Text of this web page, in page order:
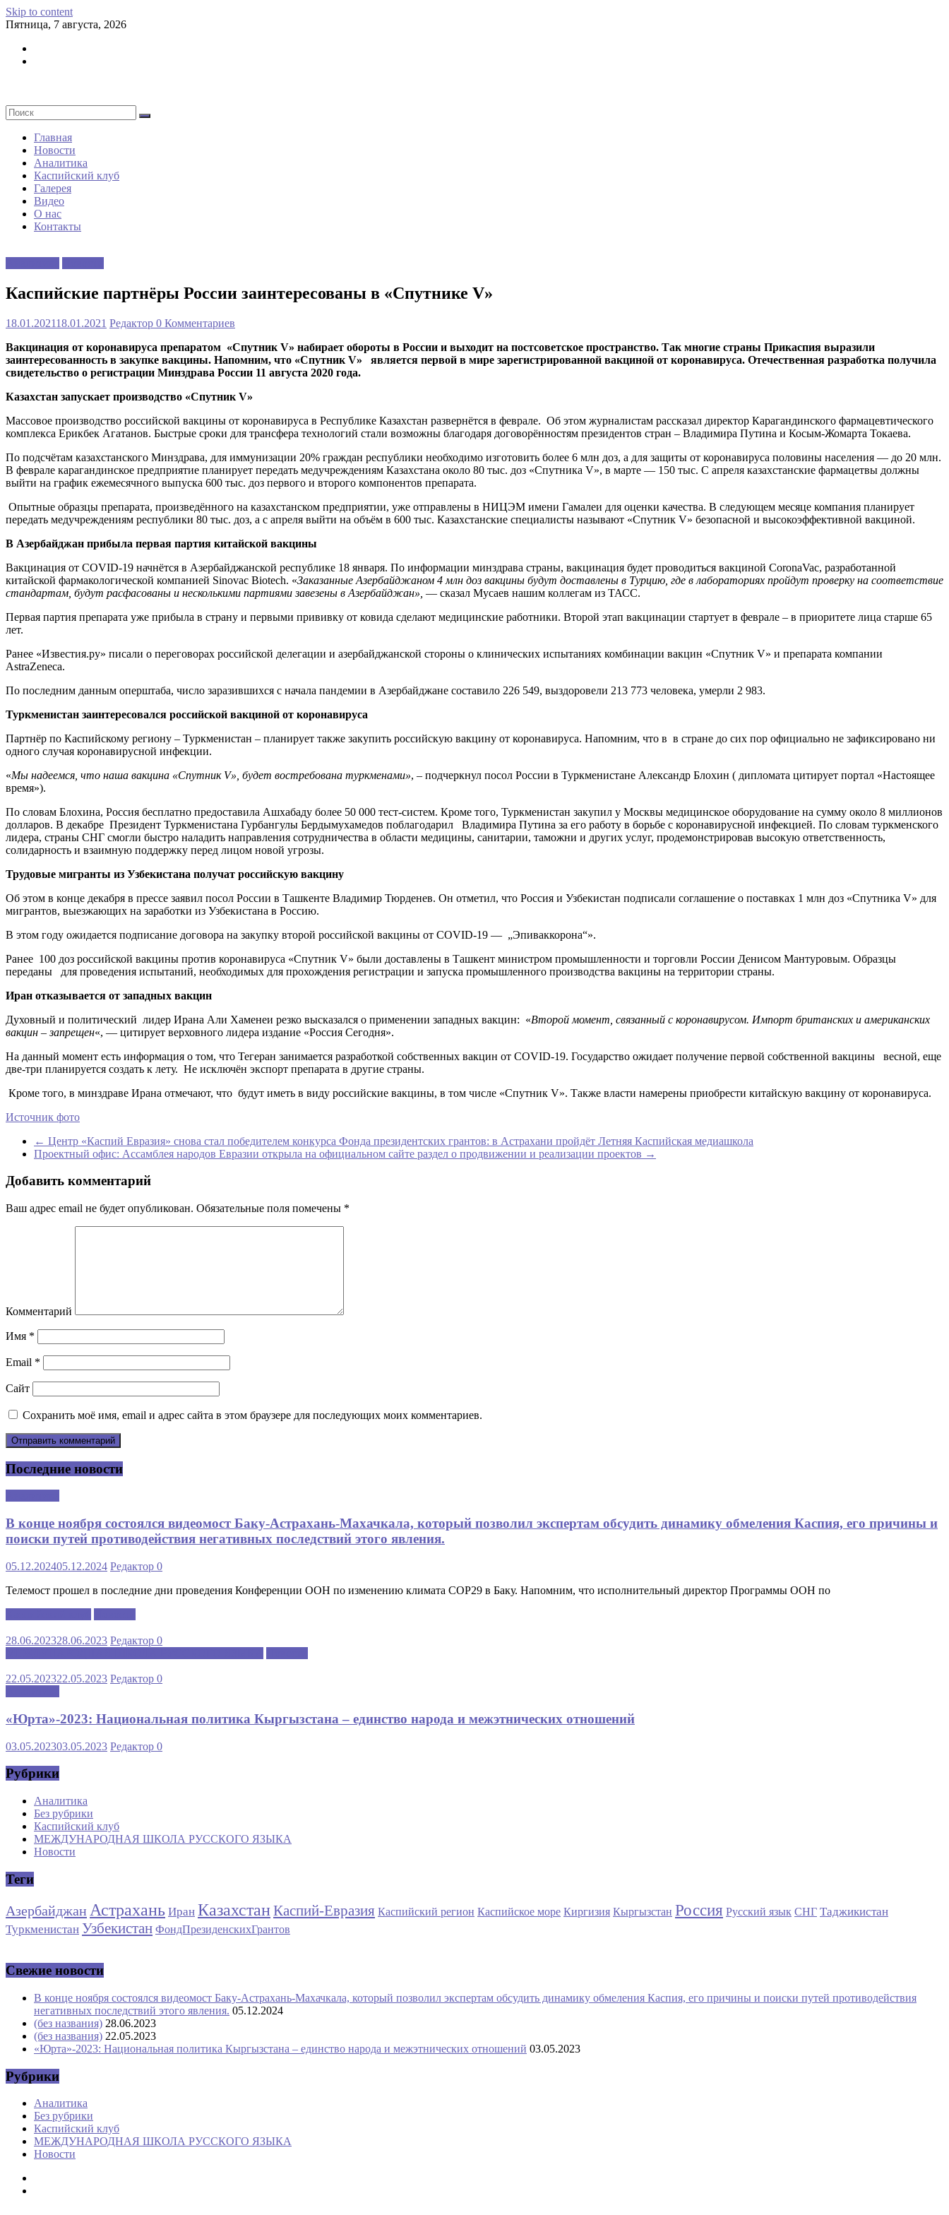
Skip to content
Пятница, 7 августа, 2026
Главная
Новости
Аналитика
Каспийский клуб
Галерея
Видео
О нас
Контакты
Каспийские партнёры России заинтересованы в «Спутнике V»
18.01.202118.01.2021 Редактор 0 Комментариев
Вакцинация от коронавируса препаратом «Спутник V» набирает обороты в России и выходит на постсоветское пространство. Так многие страны Прикаспия выразили
заинтересованность в закупке вакцины. Напомним, что «Спутник V» является первой в мире зарегистрированной вакциной от коронавируса. Отечественная разработка получила
свидетельство о регистрации Минздрава России 11 августа 2020 года.
Казахстан запускает производство «Спутник V»
Массовое производство российской вакцины от коронавируса в Республике Казахстан развернётся в феврале. Об этом журналистам рассказал директор Карагандинского фармацевтического
комплекса Ерикбек Агатанов. Быстрые сроки для трансфера технологий стали возможны благодаря договорённостям президентов стран – Владимира Путина и Косым-Жомарта Токаева.
По подсчётам казахстанского Минздрава, для иммунизации 20% граждан республики необходимо изготовить более 6 млн доз, а для защиты от коронавируса половины населения — до 20 млн.
В феврале карагандинское предприятие планирует передать медучреждениям Казахстана около 80 тыс. доз «Спутника V», в марте — 150 тыс. С апреля казахстанские фармацетвы должны
выйти на график ежемесячного выпуска 600 тыс. доз первого и второго компонентов препарата.
Опытные образцы препарата, произведённого на казахстанском предприятии, уже отправлены в НИЦЭМ имени Гамалеи для оценки качества. В следующем месяце компания планирует
передать медучреждениям республики 80 тыс. доз, а с апреля выйти на объём в 600 тыс. Казахстанские специалисты называют «Спутник V» безопасной и высокоэффективной вакциной.
В Азербайджан прибыла первая партия китайской вакцины
Вакцинация от COVID-19 начнётся в Азербайджанской республике 18 января. По информации минздрава страны, вакцинация будет проводиться вакциной CoronaVac, разработанной
китайской фармакологической компанией Sinovac Biotech. «Заказанные Азербайджаном 4 млн доз вакцины будут доставлены в Турцию, где в лабораториях пройдут проверку на соответствие
стандартам, будут расфасованы и несколькими партиями завезены в Азербайджан», — сказал Мусаев нашим коллегам из ТАСС.
Первая партия препарата уже прибыла в страну и первыми прививку от ковида сделают медицинские работники. Второй этап вакцинации стартует в феврале – в приоритете лица старше 65
лет.
Ранее «Известия.ру» писали о переговорах российской делегации и азербайджанской стороны о клинических испытаниях комбинации вакцин «Спутник V» и препарата компании
AstraZeneca.
По последним данным оперштаба, число заразившихся с начала пандемии в Азербайджане составило 226 549, выздоровели 213 773 человека, умерли 2 983.
Туркменистан заинтересовался российской вакциной от коронавируса
Партнёр по Каспийскому региону – Туркменистан – планирует также закупить российскую вакцину от коронавируса. Напомним, что в в стране до сих пор официально не зафиксировано ни
одного случая коронавирусной инфекции.
«Мы надеемся, что наша вакцина «Спутник V», будет востребована туркменами», – подчеркнул посол России в Туркменистане Александр Блохин ( дипломата цитирует портал «Настоящее
время»).
По словам Блохина, Россия бесплатно предоставила Ашхабаду более 50 000 тест-систем. Кроме того, Туркменистан закупил у Москвы медицинское оборудование на сумму около 8 миллионов
долларов. В декабре Президент Туркменистана Гурбангулы Бердымухамедов поблагодарил Владимира Путина за его работу в борьбе с коронавирусной инфекцией. По словам туркменского
лидера, страны СНГ смогли быстро наладить направления сотрудничества в области медицины, санитарии, таможни и других услуг, продемонстрировав высокую ответственность,
солидарность и взаимную поддержку перед лицом новой угрозы.
Трудовые мигранты из Узбекистана получат российскую вакцину
Об этом в конце декабря в прессе заявил посол России в Ташкенте Владимир Тюрденев. Он отметил, что Россия и Узбекистан подписали соглашение о поставках 1 млн доз «Спутника V» для
мигрантов, выезжающих на заработки из Узбекистана в Россию.
В этом году ожидается подписание договора на закупку второй российской вакцины от COVID-19 — „Эпиваккорона“».
Ранее 100 доз российской вакцины против коронавируса «Cпутник V» были доставлены в Ташкент министром промышленности и торговли России Денисом Мантуровым. Образцы
переданы для проведения испытаний, необходимых для прохождения регистрации и запуска промышленного производства вакцины на территории страны.
Иран отказывается от западных вакцин
Духовный и политический лидер Ирана Али Хаменеи резко высказался о применении западных вакцин: «Второй момент, связанный с коронавирусом. Импорт британских и американских
вакцин – запрещен«, — цитирует верховного лидера издание «Россия Сегодня».
На данный момент есть информация о том, что Тегеран занимается разработкой собственных вакцин от COVID-19. Государство ожидает получение первой собственной вакцины весной, еще
две-три планируется создать к лету. Не исключён экспорт препарата в другие страны.
Кроме того, в минздраве Ирана отмечают, что будут иметь в виду российские вакцины, в том числе «Спутник V». Также власти намерены приобрести китайскую вакцину от коронавируса.
Источник фото
← Центр «Каспий Евразия» снова стал победителем конкурса Фонда президентских грантов: в Астрахани пройдёт Летняя Каспийская медиашкола
Проектный офис: Ассамблея народов Евразии открыла на официальном сайте раздел о продвижении и реализации проектов →
Добавить комментарий
Ваш адрес email не будет опубликован. Обязательные поля помечены *
Комментарий
Имя *
Email *
Сайт
Сохранить моё имя, email и адрес сайта в этом браузере для последующих моих комментариев.
Последние новости
В конце ноября состоялся видеомост Баку-Астрахань-Махачкала, который позволил экспертам обсудить динамику обмеления Каспия, его причины и
поиски путей противодействия негативных последствий этого явления.
05.12.202405.12.2024 Редактор 0
Телемост прошел в последние дни проведения Конференции ООН по изменению климата COP29 в Баку. Напомним, что исполнительный директор Программы ООН по
28.06.202328.06.2023 Редактор 0
22.05.202322.05.2023 Редактор 0
«Юрта»-2023: Национальная политика Кыргызстана – единство народа и межэтнических отношений
03.05.202303.05.2023 Редактор 0
Рубрики
Аналитика
Без рубрики
Каспийский клуб
МЕЖДУНАРОДНАЯ ШКОЛА РУССКОГО ЯЗЫКА
Новости
Теги
Азербайджан Астрахань Иран КазахстанКаспий-Евразия Каспийский регион Каспийское море Киргизия Кыргызстан Россия Русский язык СНГ Таджикистан
Туркменистан Узбекистан ФондПрезиденскихГрантов
Свежие новости
В конце ноября состоялся видеомост Баку-Астрахань-Махачкала, который позволил экспертам обсудить динамику обмеления Каспия, его причины и поиски путей противодействия
негативных последствий этого явления. 05.12.2024
(без названия) 28.06.2023
(без названия) 22.05.2023
«Юрта»-2023: Национальная политика Кыргызстана – единство народа и межэтнических отношений 03.05.2023
Рубрики
Аналитика
Без рубрики
Каспийский клуб
МЕЖДУНАРОДНАЯ ШКОЛА РУССКОГО ЯЗЫКА
Новости